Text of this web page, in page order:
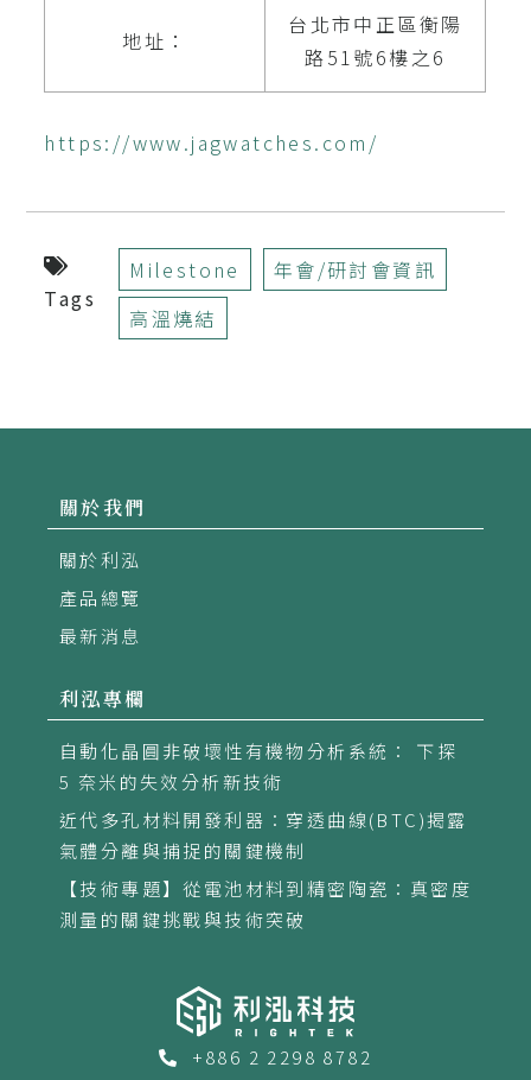
地址：
台北市中正區衡陽
路51號6樓之6
https://www.jagwatches.com/
Tags
Milestone
年會/研討會資訊
高溫燒結
關於我們
關於利泓
產品總覽
最新消息
利泓專欄
自動化晶圓非破壞性有機物分析系統： 下探
5 奈米的失效分析新技術
近代多孔材料開發利器：穿透曲線(BTC)揭露
氣體分離與捕捉的關鍵機制
【技術專題】從電池材料到精密陶瓷：真密度
測量的關鍵挑戰與技術突破
+886 2 2298 8782